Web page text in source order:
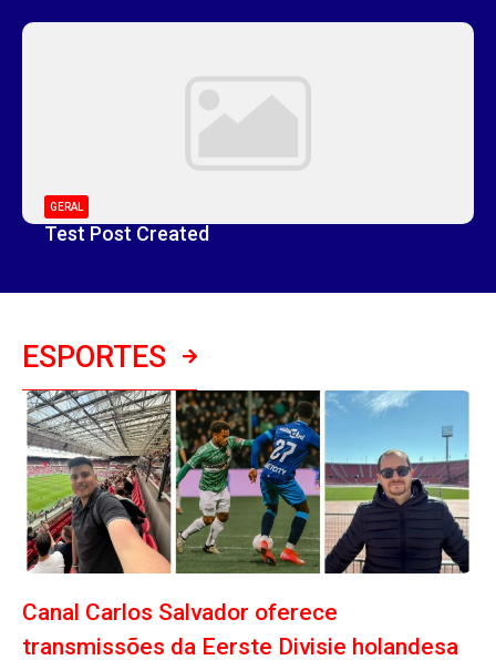
GERAL
Test Post Created
ESPORTES
Canal Carlos Salvador oferece
transmissões da Eerste Divisie holandesa